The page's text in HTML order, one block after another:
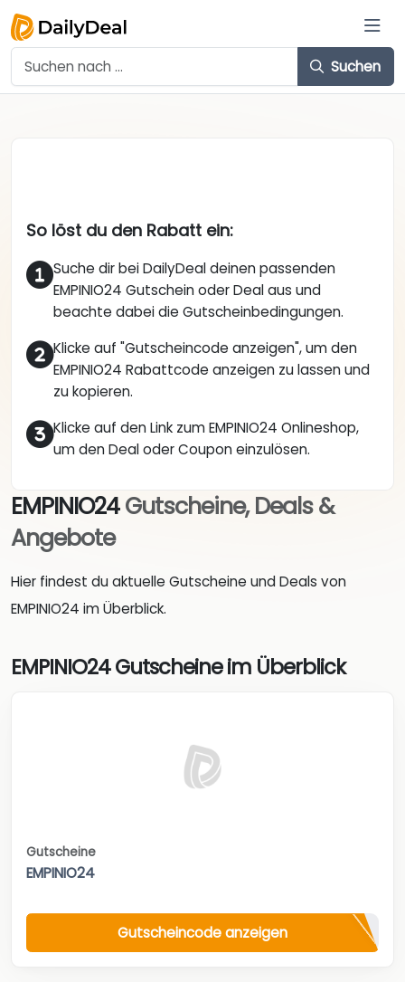
Suchen
So löst du den Rabatt ein:
Suche dir bei DailyDeal deinen passenden
EMPINIO24 Gutschein oder Deal aus und
beachte dabei die Gutscheinbedingungen.
Klicke auf "Gutscheincode anzeigen", um den
EMPINIO24 Rabattcode anzeigen zu lassen und
zu kopieren.
Klicke auf den Link zum EMPINIO24 Onlineshop,
um den Deal oder Coupon einzulösen.
EMPINIO24Gutscheine, Deals &
Angebote
Hier findest du aktuelle Gutscheine und Deals von
EMPINIO24 im Überblick.
EMPINIO24 Gutscheine im Überblick
Gutscheine
EMPINIO24
Gutscheincode anzeigen